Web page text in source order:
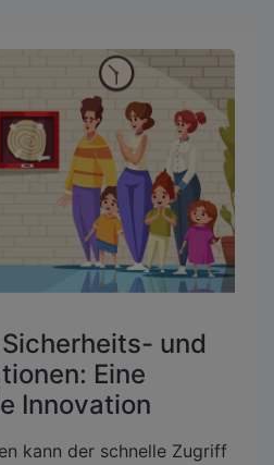
und
Eine
Innovation
kann der schnelle Zugriff